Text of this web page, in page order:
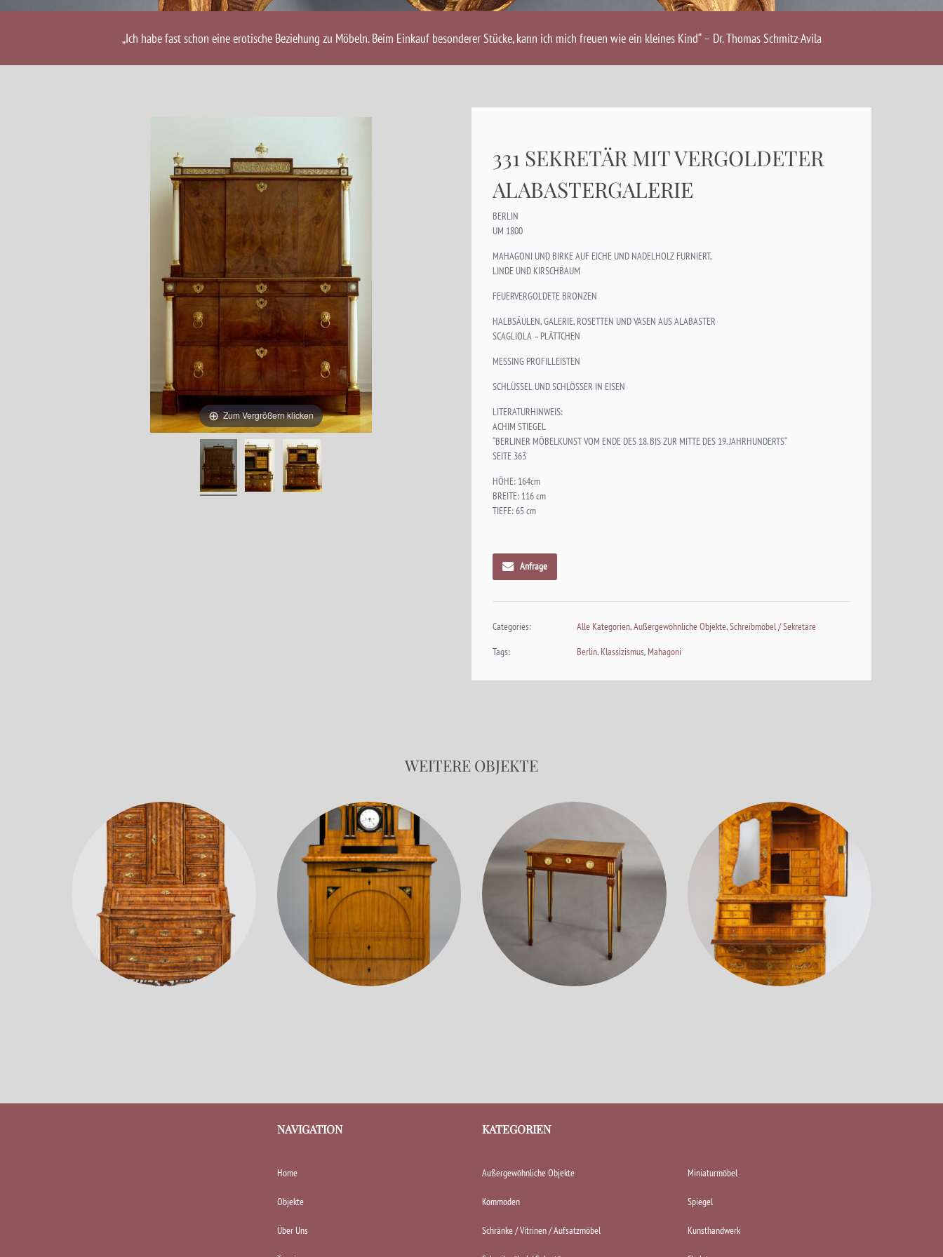
„Ich habe fast schon eine erotische Beziehung zu Möbeln. Beim Einkauf besonderer Stücke, kann ich mich freuen wie ein kleines Kind“ – Dr. Thomas Schmitz-Avila
Zum Vergrößern klicken
331 SEKRETÄR MIT VERGOLDETER
ALABASTERGALERIE
BERLIN
UM 1800
MAHAGONI UND BIRKE AUF EICHE UND NADELHOLZ FURNIERT,
LINDE UND KIRSCHBAUM
FEUERVERGOLDETE BRONZEN
HALBSÄULEN, GALERIE, ROSETTEN UND VASEN AUS ALABASTER
SCAGLIOLA – PLÄTTCHEN
MESSING PROFILLEISTEN
SCHLÜSSEL UND SCHLÖSSER IN EISEN
LITERATURHINWEIS:
ACHIM STIEGEL
“BERLINER MÖBELKUNST VOM ENDE DES 18. BIS ZUR MITTE DES 19. JAHRHUNDERTS“
SEITE 363
HÖHE: 164cm
BREITE: 116 cm
TIEFE: 65 cm
Anfrage
Categories: Alle Kategorien,Außergewöhnliche Objekte,Schreibmöbel / Sekretäre
Tags:
Berlin, Klassizismus, Mahagoni
WEITERE OBJEKTE
NAVIGATION
Home
Objekte
Über Uns
KATEGORIEN
Außergewöhnliche Objekte
Kommoden
Schränke / Vitrinen / Aufsatzmöbel
Miniaturmöbel
Spiegel
Kunsthandwerk